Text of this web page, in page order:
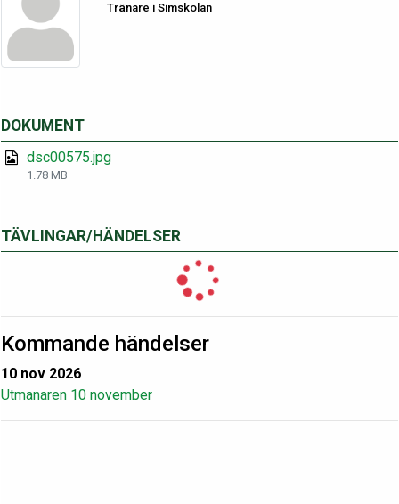
Tränare i Simskolan
DOKUMENT
dsc00575.jpg
1.78 MB
TÄVLINGAR/HÄNDELSER
Kommande händelser
10 nov 2026
Utmanaren 10 november